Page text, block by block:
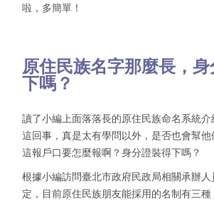
啦，多簡單！
原住民族名字那麼長，
下嗎？
讀了小編上面落落長的原住民族命名系統
這回事，真是太有學問以外，是否也會幫
這報戶口要怎麼報啊？身分證裝得下嗎？
根據小編訪問臺北市政府民政局相關承辦
定，目前原住民族朋友能採用的名制有三種